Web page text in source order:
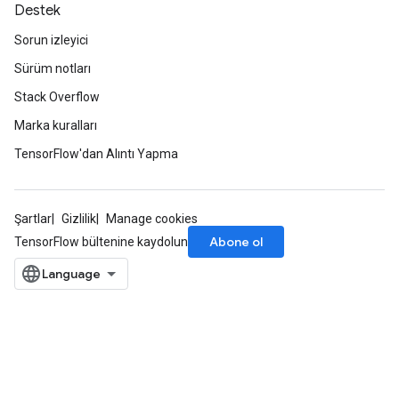
Destek
Sorun izleyici
Sürüm notları
Stack Overflow
Marka kuralları
TensorFlow'dan Alıntı Yapma
Şartlar Gizlilik
Manage cookies
TensorFlow bültenine kaydolun
Abone ol